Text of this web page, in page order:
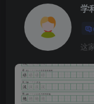
学
这